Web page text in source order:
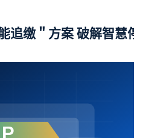
追缴＂方案 破解智慧